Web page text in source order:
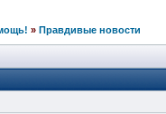
» Правдивые новости